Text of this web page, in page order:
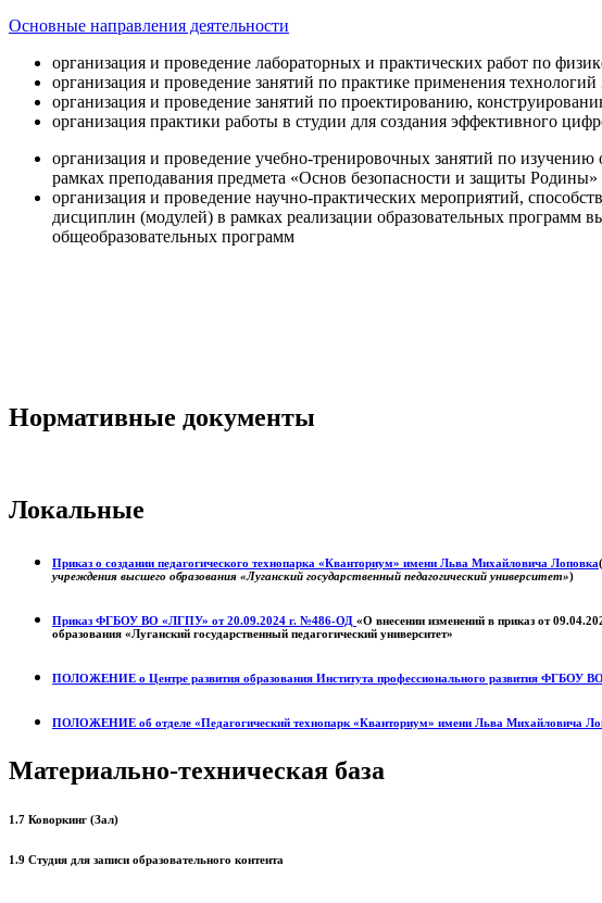
Основные направления деятельности
организация и проведение лабораторных и практических работ по
организация и проведение занятий по практике применения
организация и проведение занятий по проектированию,
организация практики работы в студии для создания эффективного
организация и проведение учебно-тренировочных занятий по
рамках преподавания предмета «Основ безопасности и защиты Родины»
организация и проведение научно-практических мероприятий,
дисциплин (модулей) в рамках реализации образовательных программ
общеобразовательных программ
Нормативные документы
Локальные
Приказ о создании педагогического технопарка «Кванториум» имени Льва Михайловича Лоповка(
учреждения высшего образования «Луганский государственный педагогический университет»)
Приказ ФГБОУ ВО «ЛГПУ» от 20.09.2024 г. №486-ОД «О внесении изменений в приказ от
образования «Луганский государственный педагогический университет»
ПОЛОЖЕНИЕ о Центре развития образования Института профессионального развития ФГБОУ
ПОЛОЖЕНИЕ об отделе «Педагогический технопарк «Кванториум» имени Льва Михайловича
Материально-техническая база
1.7 Коворкинг (Зал)
1.9 Студия для записи образовательного контента